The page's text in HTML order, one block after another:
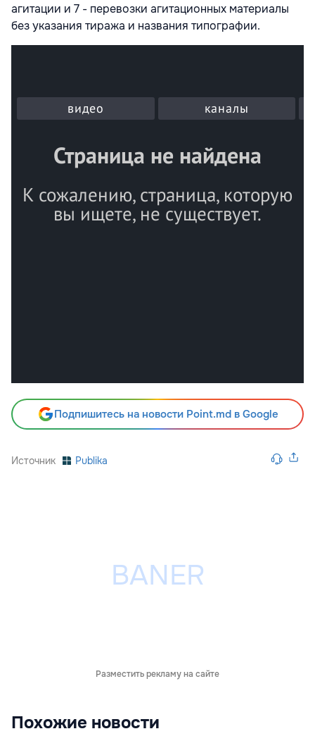
агитации и 7 - перевозки агитационных материалы
без указания тиража и названия типографии.
Подпишитесь на новости Point.md в Google
Источник Publika
Разместить рекламу на сайте
Похожие новости